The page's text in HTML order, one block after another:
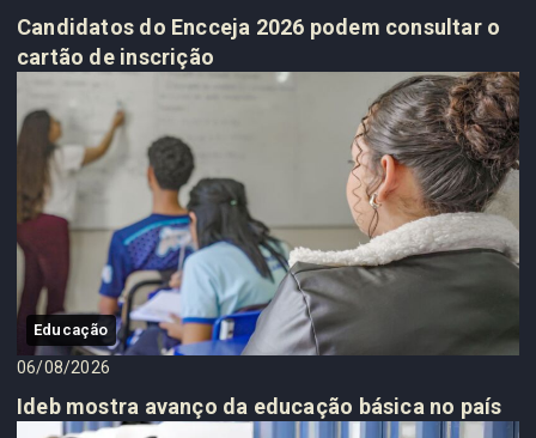
Candidatos do Encceja 2026 podem consultar o
cartão de inscrição
Educação
06/08/2026
Ideb mostra avanço da educação básica no país